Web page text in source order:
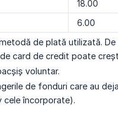
18.00
6.00
de plată utilizată.
card de credit poate
voluntar.
de fonduri care au
încorporate).